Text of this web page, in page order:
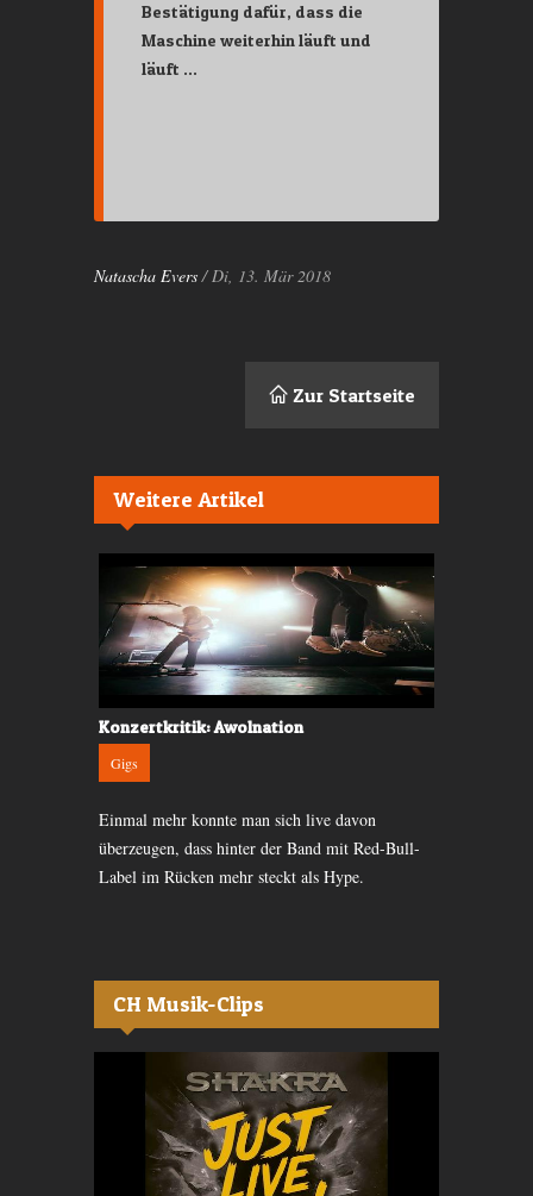
Bestätigung dafür, dass die
Maschine weiterhin läuft und
läuft …
Natascha Evers/ Di, 13. Mär 2018
Zur Startseite
Weitere Artikel
Konzertkritik: Awolnation
Gigs
Einmal mehr konnte man sich live davon
überzeugen, dass hinter der Band mit Red-Bull-
Label im Rücken mehr steckt als Hype.
CH Musik-Clips